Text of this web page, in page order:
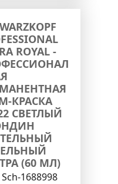
ROYAL -
КРАСКА
СВЕТЛЫЙ
(60 МЛ)
Sch-1688998